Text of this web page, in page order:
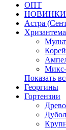
ОПТ
НОВИНКИ
Астра
Хризантема
Показать
Георгины
Гортензии